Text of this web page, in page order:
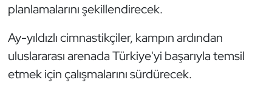
planlamalarını şekillendirecek.
Ay-yıldızlı cimnastikçiler, kampın ardından
uluslararası arenada Türkiye'yi başarıyla temsil
etmek için çalışmalarını sürdürecek.
Oryantiring
Özel Sporcular
Paralimpik